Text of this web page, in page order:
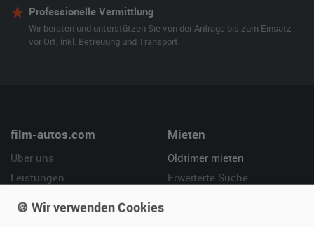
Professionelle Vermittlung
Wir beraten und unterstützen Sie von der Anfrage bis zum Einsatz
vor Ort, inkl. Betreuung und Transport.
film-autos.com
Über uns
Leistungen
Kundenmeinungen
Mieten
Oldtimer mieten
Erweiterte Suche
🍪 Wir verwenden Cookies